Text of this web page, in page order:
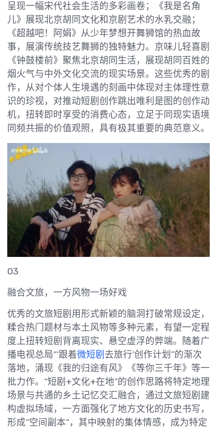
呈现一幅宋代社会生活的多彩画卷；《我是名角
儿》展现北京胡同文化和京剧艺术的水乳交融；
《超越吧！阿娟》从少年梦想开舞狮馆的热血故
事，展演传统技艺舞狮的独特魅力。京味儿轻喜剧
《钟鼓楼前》聚焦北京胡同生活，展现胡同百姓的
烟火气与中外文化交流的现实场景。这些优秀的剧
作，从对个体人生境遇的刻画中体现对主体理性意
识的珍视，对推动短剧创作跳出唯利是图的创作动
机，扭转即时享受的消费心态，立足于同现实语境
同频共振的价值观照，具有极其重要的典范意义。
03
融合文旅，一方风物一场好戏
优秀的文旅短剧用形式新颖的脑洞打破常规设定，
糅合热门题材与本土风物等多种元素，有望一定程
度上扭转短剧背离现实、悬空虚浮的弊端。随着广
播电视总局“‘跟着微短剧 去旅行’创作计划”的渐次
落地，涌现《我的归途有风》《等你三千年》等一
批力作。“短剧+文化+在地”的创作思路将特定地理
场景与共通的乡土记忆交汇融合，通过文旅短剧建
构虚拟场域，一方面强化了地方文化的历史书写，
形成“空间副本”，其中映射的集体情感，成为特定